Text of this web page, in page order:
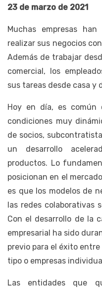
23 de marzo de 2021
Muchas empresas
realizar sus negocios
Además de trabajar
comercial, los
sus tareas desde casa y
Hoy en día, es común
condiciones muy
de socios,
un desarrollo
productos. Lo
posicionan en el
es que los modelos de
las redes colaborativas
Con el desarrollo de la
empresarial ha sido
previo para el éxito
tipo o empresas
Las entidades que